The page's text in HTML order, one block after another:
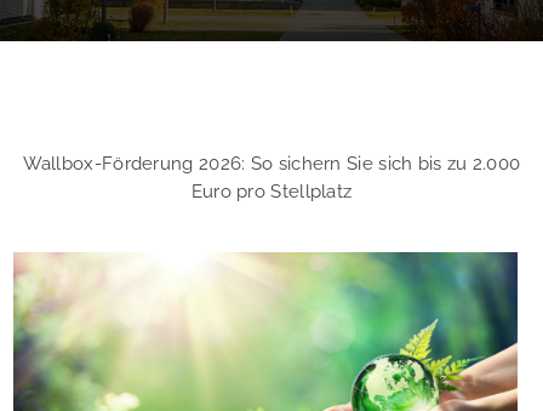
Wallbox-Förderung 2026: So sichern Sie sich bis zu 2.000
Euro pro Stellplatz